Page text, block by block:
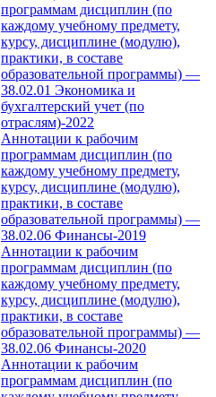
программам дисциплин (по
каждому учебному предмету,
курсу, дисциплине (модулю),
практики, в составе
образовательной программы) —
38.02.01 Экономика и
бухгалтерский учет (по
отраслям)-2022
Аннотации к рабочим
программам дисциплин (по
каждому учебному предмету,
курсу, дисциплине (модулю),
практики, в составе
образовательной программы) —
38.02.06 Финансы-2019
Аннотации к рабочим
программам дисциплин (по
каждому учебному предмету,
курсу, дисциплине (модулю),
практики, в составе
образовательной программы) —
38.02.06 Финансы-2020
Аннотации к рабочим
программам дисциплин (по